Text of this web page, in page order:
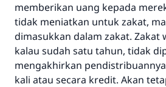
memberikan uang kepada
tidak meniatkan untuk zakat,
dimasukkan dalam zakat. Zakat
kalau sudah satu tahun, tidak
mengakhirkan
kali atau secara kredit. Akan